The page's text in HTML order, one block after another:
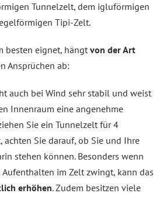
Tunnelzelt, dem igluförmigen
Tipi-Zelt.
besten eignet, hängt von der Art
Ansprüchen ab:
auch bei Wind sehr stabil und weist
Innenraum eine angenehme
Sie ein Tunnelzelt für 4
achten Sie darauf, ob Sie und Ihre
stehen können. Besonders wenn
Aufenthalten im Zelt zwingt, kann das
erhöhen. Zudem besitzen viele